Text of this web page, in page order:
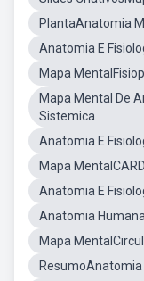
PlantaAnatomia
Anatomia E
Mapa
Mapa Mental De
Sistemica
Anatomia E
Mapa
Anatomia E
Anatomia
Mapa